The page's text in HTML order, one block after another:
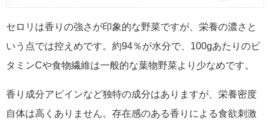
セロリは香りの強さが印象的な野菜ですが、栄養の濃さと
いう点では控えめです。約94％が水分で、100gあたりのビ
タミンCや食物繊維は一般的な葉物野菜より少なめです。
香り成分アピインなど独特の成分はありますが、栄養密度
自体は高くありません。存在感のある香りによる食欲刺激